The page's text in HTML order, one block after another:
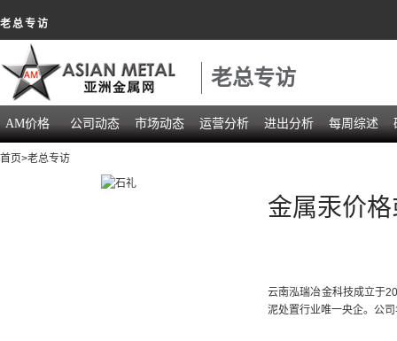
老总专访
老总专访
AM价格 公司动态 市场动态 运营分析 进出分析 每周综述
首页>老总专访
金属汞价
云南泓瑞冶金科技成立于
泥处置行业唯一央企。公